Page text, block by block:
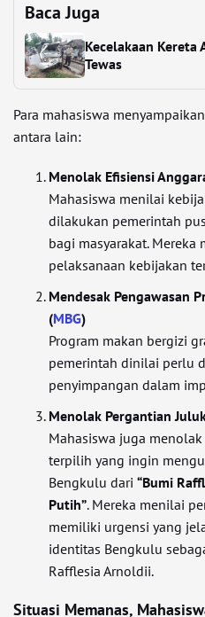
Baca Juga
Kecelakaan Kereta
Tewas
Para mahasiswa
antara lain:
Menolak Efisiensi
Mahasiswa menilai
dilakukan pemerintah
bagi masyarakat.
pelaksanaan kebijakan
Mendesak Pengawasan
(MBG)
Program makan bergizi
pemerintah dinilai perlu
penyimpangan dalam
Menolak Pergantian
Mahasiswa juga menolak
terpilih yang ingin
Bengkulu dari “Bumi
Putih”. Mereka menilai
memiliki urgensi yang
identitas Bengkulu
Rafflesia Arnoldii.
Situasi Memanas,